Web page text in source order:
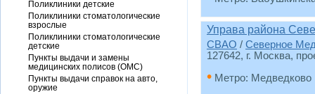
Управа района
СВАО / Северное
127642, г. Москва,
• Метро: Медведково
Поликлиники детские
Поликлиники стоматологические
взрослые
Поликлиники стоматологические
детские
Пункты выдачи и замены
медицинских полисов (ОМС)
Пункты выдачи справок на авто,
оружие